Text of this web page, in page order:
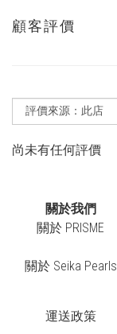
顧客評價
尚未有任何評價
關於我們
關於 PRISME
關於 Seika Pearls
運送政策